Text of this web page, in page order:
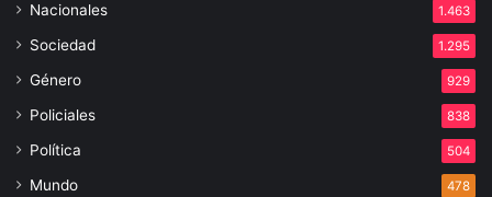
Nacionales 1.463
Sociedad 1.295
Género 929
Policiales 838
Política 504
Mundo 478